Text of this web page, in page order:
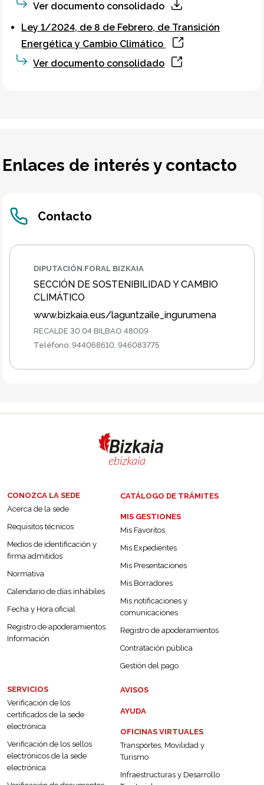
Ver documento consolidado
Ley 1/2024, de 8 de Febrero, de Transición
Energética y Cambio Climático
Ver documento consolidado
Enlaces de interés y contacto
Contacto
DIPUTACIÓN FORAL BIZKAIA
SECCIÓN DE SOSTENIBILIDAD Y CAMBIO
CLIMÁTICO
www.bizkaia.eus/laguntzaile_ingurumena
RECALDE 30 04 BILBAO 48009
Teléfono:944068610, 946083775
CONOZCA LA SEDE
Acerca de la sede
Requisitos técnicos
Medios de identificación y
firma admitidos
Normativa
Calendario de días inhábiles
Fecha y Hora oficial
Registro de apoderamientos.
Información
CATÁLOGO DE TRÁMITES
MIS GESTIONES
Mis Favoritos
Mis Expedientes
Mis Presentaciones
Mis Borradores
Mis notificaciones y
comunicaciones
Registro de apoderamientos
Contratación pública
Gestión del pago
SERVICIOS
Verificación de los
certificados de la sede
electrónica
Verificación de los sellos
electrónicos de la sede
electrónica
AVISOS
AYUDA
OFICINAS VIRTUALES
Transportes, Movilidad y
Turismo
Infraestructuras y Desarrollo